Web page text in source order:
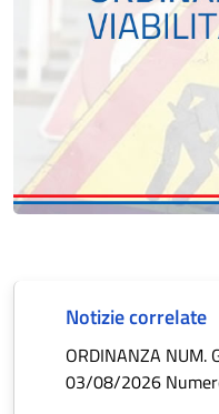
Notizie correlate
ORDINANZA NUM.
03/08/2026